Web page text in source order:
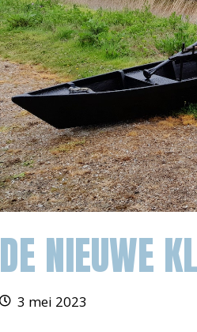
DE NIEUWE
3 mei 2023